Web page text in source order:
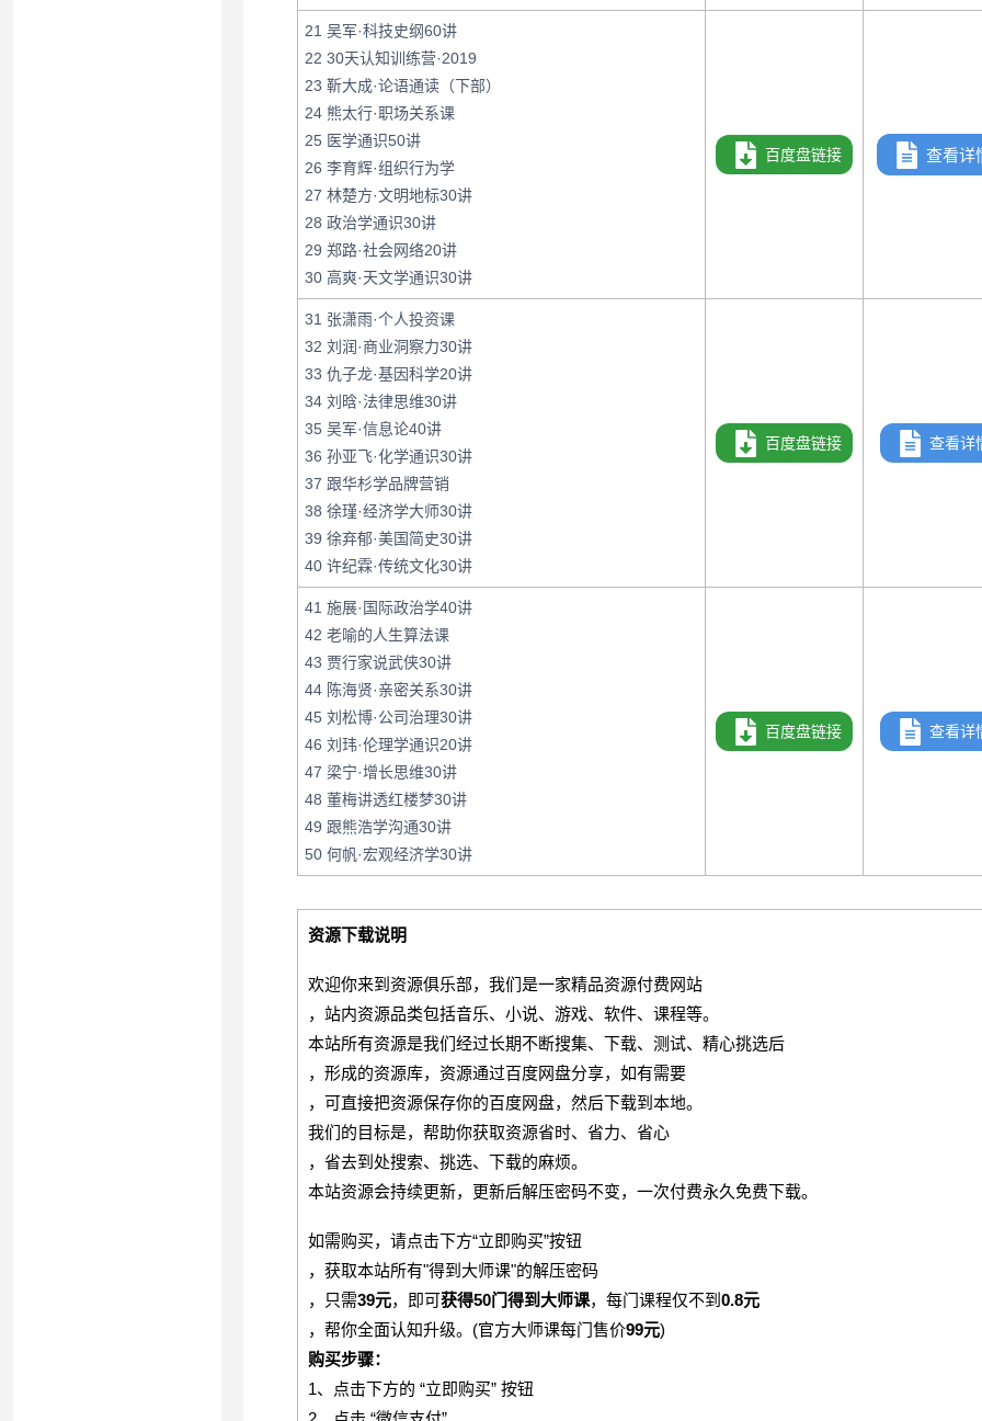
21 吴军·科技史纲60讲
22 30天认知训练营·2019
23 靳大成·论语通读（下部）
24 熊太行·职场关系课
25 医学通识50讲
26 李育辉·组织行为学
27 林楚方·文明地标30讲
28 政治学通识30讲
29 郑路·社会网络20讲
30 高爽·天文学通识30讲
百度盘链接 查看详
31 张潇雨·个人投资课
32 刘润·商业洞察力30讲
33 仇子龙·基因科学20讲
34 刘晗·法律思维30讲
35 吴军·信息论40讲
36 孙亚飞·化学通识30讲
37 跟华杉学品牌营销
38 徐瑾·经济学大师30讲
39 徐弃郁·美国简史30讲
40 许纪霖·传统文化30讲
百度盘链接 查看详
41 施展·国际政治学40讲
42 老喻的人生算法课
43 贾行家说武侠30讲
44 陈海贤·亲密关系30讲
45 刘松博·公司治理30讲
46 刘玮·伦理学通识20讲
47 梁宁·增长思维30讲
48 董梅讲透红楼梦30讲
49 跟熊浩学沟通30讲
50 何帆·宏观经济学30讲
百度盘链接 查看详
资源下载说明
欢迎你来到资源俱乐部，我们是一家精品资源付费网站
，站内资源品类包括音乐、小说、游戏、软件、课程等。
本站所有资源是我们经过长期不断搜集、下载、测试、精心挑选后
，形成的资源库，资源通过百度网盘分享，如有需要
，可直接把资源保存你的百度网盘，然后下载到本地。
我们的目标是，帮助你获取资源省时、省力、省心
，省去到处搜索、挑选、下载的麻烦。
本站资源会持续更新，更新后解压密码不变，一次付费永久免费下载。
如需购买，请点击下方“立即购买”按钮
，获取本站所有"得到大师课"的解压密码
，只需39元，即可获得50门得到大师课，每门课程仅不到 0.8元
，帮你全面认知升级。(官方大师课每门售价99元)
购买步骤：
1、点击下方的 “立即购买” 按钮